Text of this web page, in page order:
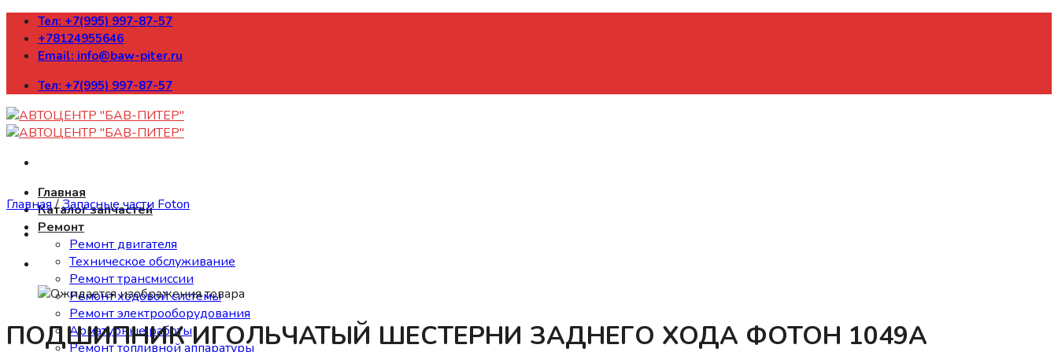
Skip
content
Тел: +7(995) 997-87-57
+78124955646
Email: info@baw-piter.ru
Тел: +7(995) 997-87-57
Главная
Каталог запчастей
Ремонт
Ремонт двигателя
Техническое обслуживание
Ремонт трансмиссии
Ремонт ходовой системы
Ремонт электрооборудования
Арматурные работы
Ремонт топливной аппаратуры
Главная/Запасные части Foton
ПОДШИПНИК ИГОЛЬЧАТЫЙ ШЕСТЕРНИ ЗАДНЕГО ХОДА ФОТОН 1049A